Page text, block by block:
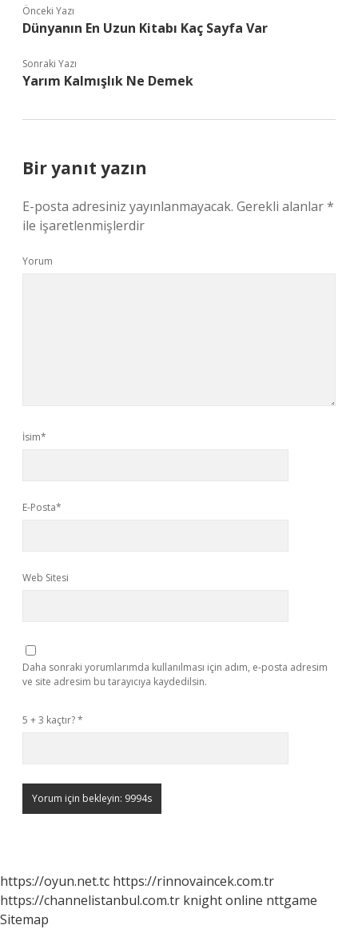
Önceki Yazı
Dünyanın En Uzun Kitabı Kaç Sayfa Var
Sonraki Yazı
Yarım Kalmışlık Ne Demek
Bir yanıt yazın
E-posta adresiniz yayınlanmayacak. Gerekli alanlar*
ile işaretlenmişlerdir
Yorum
İsim*
E-Posta*
Web Sitesi
Daha sonraki yorumlarımda kullanılması için adım, e-posta adresim
ve site adresim bu tarayıcıya kaydedilsin.
5 + 3 kaçtır?*
https://oyun.net.tc https://rinnovaincek.com.tr
https://channelistanbul.com.tr knight online nttgame
Sitemap